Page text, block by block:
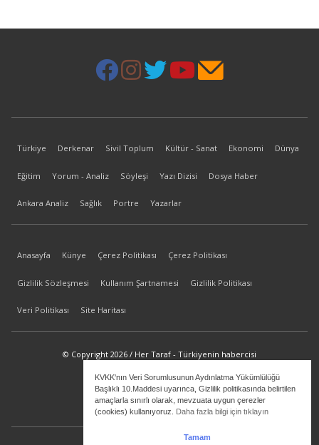
KVKK'nın Veri Sorumlusunun Aydınlatma Yükümlülüğü
Başlıklı 10.Maddesi uyarınca, Gizlilik politikasında belirtilen
amaçlarla sınırlı olarak, mevzuata uygun çerezler
(cookies) kullanıyoruz. Daha fazla bilgi için tıklayın
Tamam
Türkiye Derkenar Sivil Toplum Kültür - Sanat Ekonomi Dünya
Eğitim Yorum - Analiz Söyleşi Yazı Dizisi Dosya Haber
Ankara Analiz Sağlık Portre Yazarlar
Anasayfa Künye Çerez Politikası Çerez Politikası
Gizlilik Sözleşmesi Kullanım Şartnamesi Gizlilik Politikası
Veri Politikası Site Haritası
© Copyright 2026 / Her Taraf - Türkiyenin habercisi
bilgi@hertaraf.com